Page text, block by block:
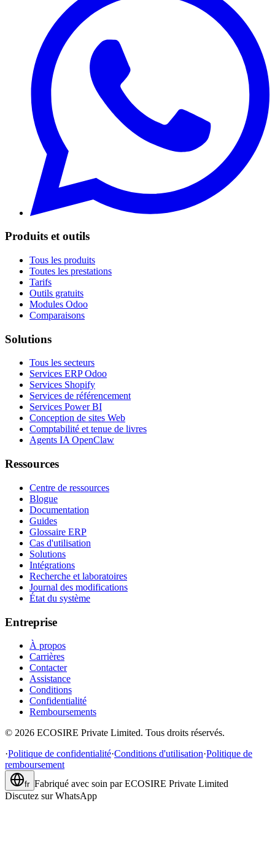
Produits et outils
Tous les produits
Toutes les prestations
Tarifs
Outils gratuits
Modules Odoo
Comparaisons
Solutions
Tous les secteurs
Services ERP Odoo
Services Shopify
Services de référencement
Services Power BI
Conception de sites Web
Comptabilité et tenue de livres
Agents IA OpenClaw
Ressources
Centre de ressources
Blogue
Documentation
Guides
Glossaire ERP
Cas d'utilisation
Solutions
Intégrations
Recherche et laboratoires
Journal des modifications
État du système
Entreprise
À propos
Carrières
Contacter
Assistance
Conditions
Confidentialité
Remboursements
© 2026 ECOSIRE Private Limited. Tous droits réservés.
·Politique de confidentialité·Conditions d'utilisation·Politique de
remboursement
fr Fabriqué avec soin par ECOSIRE Private Limited
Discutez sur WhatsApp